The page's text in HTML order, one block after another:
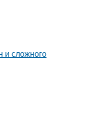
и сложного